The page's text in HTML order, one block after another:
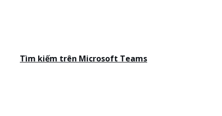
Tìm kiếm trên Microsoft Teams